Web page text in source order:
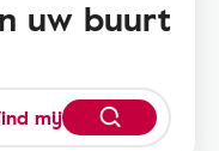
uw buurt
mij